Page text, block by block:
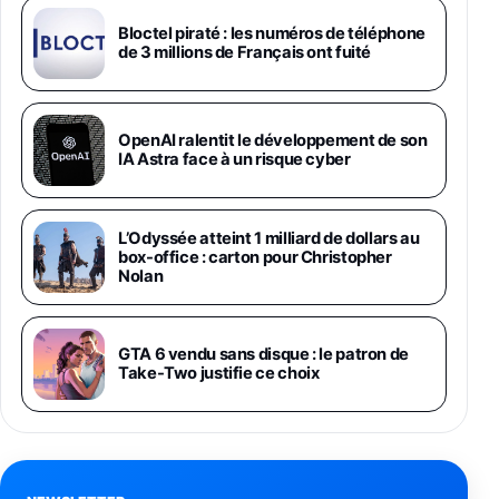
Galaxy S26 Ultra 512 Go Bleu
1019€1399€Fnac (Vendeur Tiers)
Galaxy S26 Ultra 256 Go Violet
892€1199€Fnac (Vendeur Tiers)
Philips SHK2000BL - Casque Enfant - Bleu &
Répartiteur Audio 5 Casques, Blanc
24,94€29,96€Fnac (Vendeur Tiers)
Asus RT-AC59U Routeur sans Fil Double
Bande Gigabit (Serveur et Client VPN, Triple
Vlan, Mode Point d'accès et Bridge, contrôle
Parental, Qos)
39,72€50,42€Amazon
Panasonic KX-TG6822 Téléphones Sans fil
Bloctel piraté : les numéros de téléphone
de 3 millions de Français ont fuité
OpenAI ralentit le développement de son
IA Astra face à un risque cyber
L’Odyssée atteint 1 milliard de dollars au
box-office : carton pour Christopher
Nolan
GTA 6 vendu sans disque : le patron de
Take-Two justifie ce choix